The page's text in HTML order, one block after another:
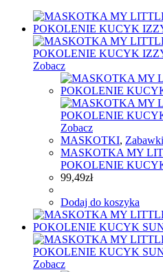
Zobacz
Zobacz
MASKOTKI, Zabawki
MASKOTKA MY
POKOLENIE
99,49zł
Dodaj do koszyka
Zobacz